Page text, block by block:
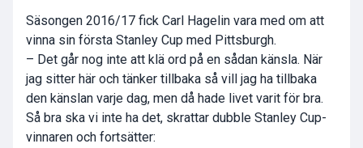
Säsongen 2016/17 fick Carl Hagelin vara med om att
vinna sin första Stanley Cup med Pittsburgh.
– Det går nog inte att klä ord på en sådan känsla. När
jag sitter här och tänker tillbaka så vill jag ha tillbaka
den känslan varje dag, men då hade livet varit för bra.
Så bra ska vi inte ha det, skrattar dubble Stanley Cup-
vinnaren och fortsätter: